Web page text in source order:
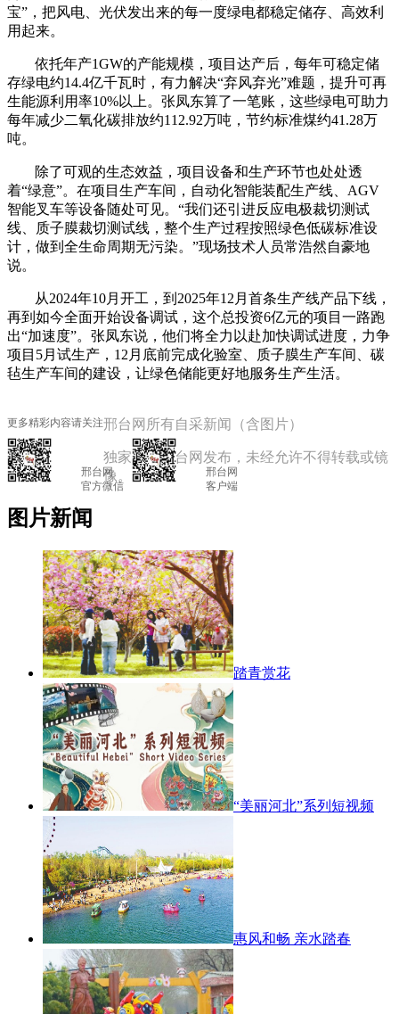
宝”，把风电、光伏发出来的每一度绿电都稳定储存、高效利
用起来。
依托年产1GW的产能规模，项目达产后，每年可稳定储
存绿电约14.4亿千瓦时，有力解决“弃风弃光”难题，提升可再
生能源利用率10%以上。张凤东算了一笔账，这些绿电可助力
每年减少二氧化碳排放约112.92万吨，节约标准煤约41.28万
吨。
除了可观的生态效益，项目设备和生产环节也处处透
着“绿意”。在项目生产车间，自动化智能装配生产线、AGV
智能叉车等设备随处可见。“我们还引进反应电极裁切测试
线、质子膜裁切测试线，整个生产过程按照绿色低碳标准设
计，做到全生命周期无污染。”现场技术人员常浩然自豪地
说。
从2024年10月开工，到2025年12月首条生产线产品下线，
再到如今全面开始设备调试，这个总投资6亿元的项目一路跑
出“加速度”。张凤东说，他们将全力以赴加快调试进度，力争
项目5月试生产，12月底前完成化验室、质子膜生产车间、碳
毡生产车间的建设，让绿色储能更好地服务生产生活。
更多精彩内容请关注
台网
微信
			邢台网
			客户端
邢台网所有自采新闻（含图片）
独家授权邢台网发布，未经允许不得转载或镜
像。
图片新闻
踏青赏花
“美丽河北”系列短视频
惠风和畅 亲水踏春